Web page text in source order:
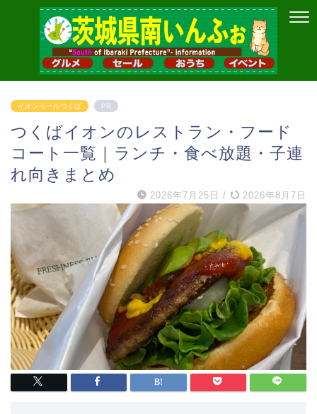
イオンモールつくば PR
つくばイオンのレストラン・フード
コート一覧｜ランチ・食べ放題・子連
れ向きまとめ
2026年7月25日 / 2026年8月7日